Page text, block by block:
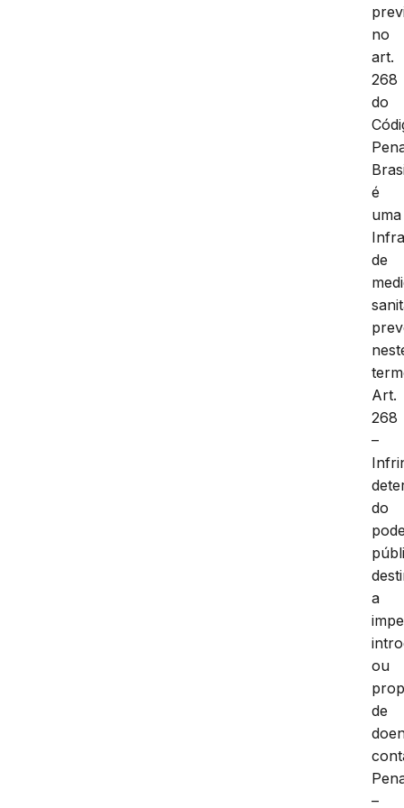
no
art.
268
do
é
uma
de
Art.
268
–
do
a
ou
de
–